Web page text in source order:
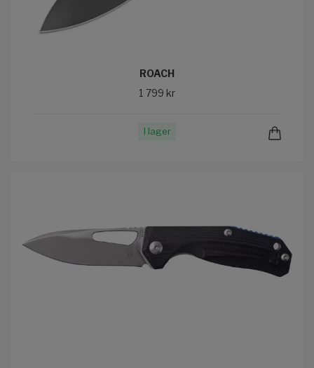
ROACH
1 799 kr
I lager